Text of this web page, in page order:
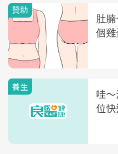
養生
哇
位